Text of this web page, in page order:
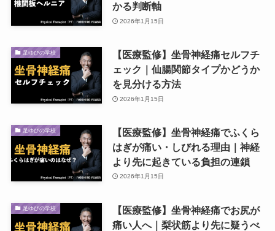
かる判断軸
2026年1月15日
足ゆびの学校
【医療監修】坐骨神経痛セルフチ
ェック｜仙腸関節タイプかどうか
を見分ける方法
2026年1月15日
足ゆびの学校
【医療監修】坐骨神経痛でふくら
はぎが痛い・しびれる理由｜神経
より先に起きている負担の連鎖
2026年1月15日
足ゆびの学校
【医療監修】坐骨神経痛でお尻が
痛い人へ｜梨状筋より先に疑うべ